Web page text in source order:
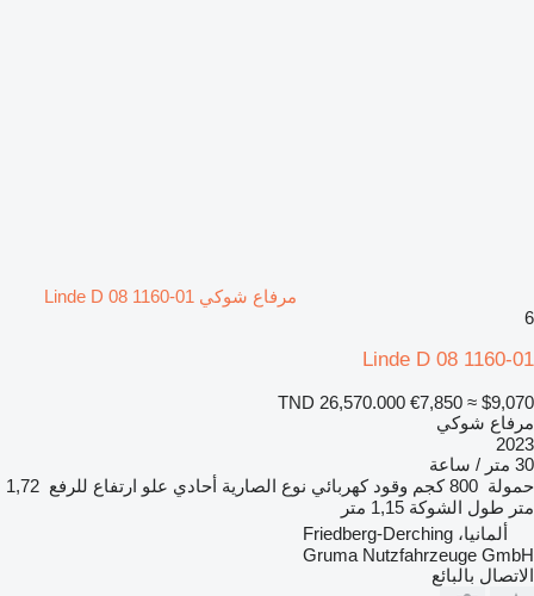
مرفاع شوكي Linde D 08 1160-01
6
Linde D 08 1160-01
TND 26,570.000 €7,850 ≈ $9,070
مرفاع شوكي
2023
30 متر / ساعة
حمولة 800 كجم وقود كهربائي نوع الصارية أحادي علو ارتفاع للرفع 1,72
متر طول الشوكة 1,15 متر
ألمانيا، Friedberg-Derching
Gruma Nutzfahrzeuge GmbH
الاتصال بالبائع